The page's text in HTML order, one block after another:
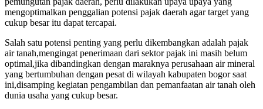
mengoptimalkan penggalian potensi pajak daerah agar target yang
cukup besar itu dapat tercapai.
Salah satu potensi penting yang perlu dikembangkan adalah pajak
air tanah,mengingat penerimaan dari sektor pajak ini masih belum
optimal,jika dibandingkan dengan maraknya perusahaan air mineral
yang bertumbuhan dengan pesat di wilayah kabupaten bogor saat
ini,disamping kegiatan pengambilan dan pemanfaatan air tanah oleh
dunia usaha yang cukup besar.